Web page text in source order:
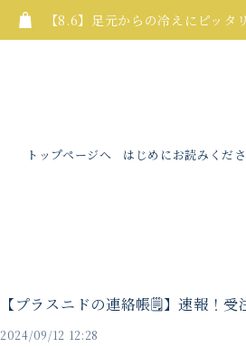
【8.6】足元からの冷えにピッ
トップページへ はじめにお読みくだ
【プラスニドの連絡帳🗒】速報！
2024/09/12 12:28